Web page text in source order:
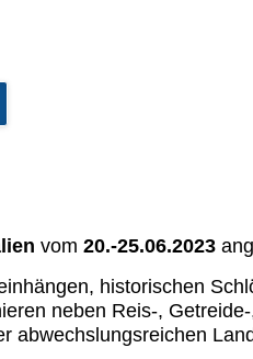
vom 20.-25.06.2023
historischen
neben Reis-,
abwechslungsreichen